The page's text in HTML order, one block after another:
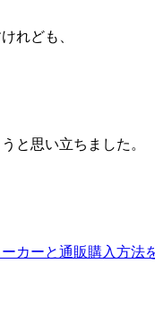
れども、
と思い立ちました。
カーと通販購入方法